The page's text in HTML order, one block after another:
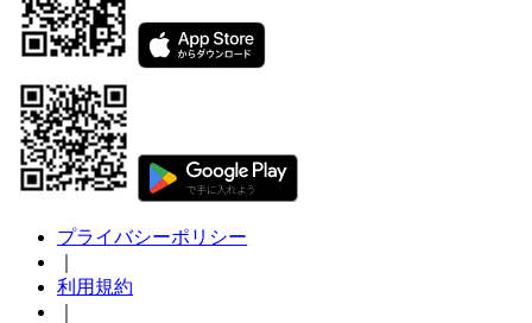
プライバシーポリシー
利用規約